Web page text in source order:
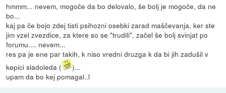
hmmm... nevem, mogoče da bo delovalo, še bolj je mogoče, da ne
bo...
kaj pa če bojo zdej tisti psihozni osebki zarad maščevanja, ker ste
jim vzel zvezdice, za ktere so se "trudili", začel še bolj svinjat po
forumu.... nevem...
res pa je ene par takih, k niso vredni druzga k da bi jih zadušil v
kepici sladoleda (
)...
upam da bo kej pomagal..l